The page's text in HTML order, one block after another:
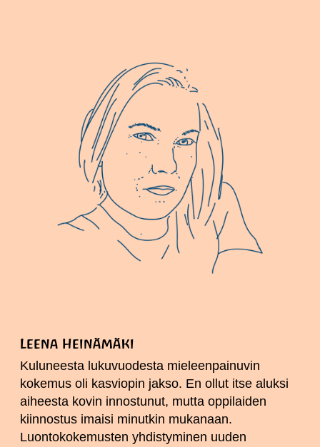
Leena Heinämäki
Kuluneesta lukuvuodesta mieleenpainuvin
kokemus oli kasviopin jakso. En ollut itse aluksi
aiheesta kovin innostunut, mutta oppilaiden
kiinnostus imaisi minutkin mukanaan.
Luontokokemusten yhdistyminen uuden